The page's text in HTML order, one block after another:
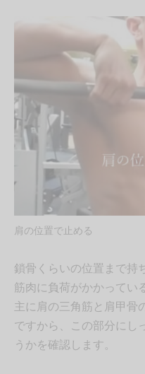
肩の位置で止める
鎖骨くらいの位置まで持
筋肉に負荷がかかってい
主に肩の三角筋と肩甲骨
ですから、この部分にし
うかを確認します。